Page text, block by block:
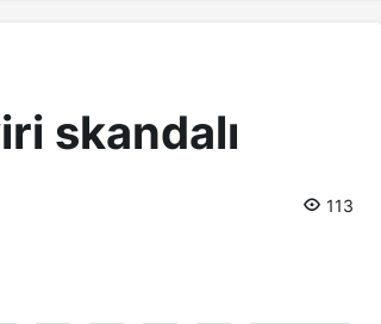
skandalı
113